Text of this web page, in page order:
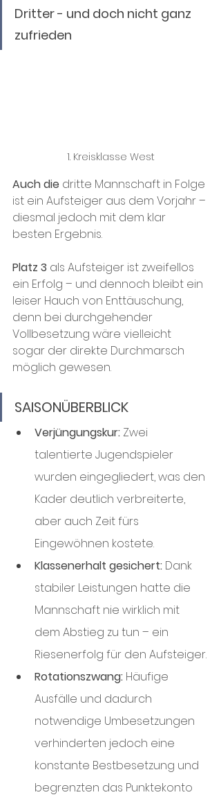
Dritter - und doch nicht ganz
zufrieden
1. Kreisklasse West
Auch die dritte Mannschaft in Folge
ist ein Aufsteiger aus dem Vorjahr –
diesmal jedoch mit dem klar
besten Ergebnis.
Platz 3 als Aufsteiger ist zweifellos
ein Erfolg – und dennoch bleibt ein
leiser Hauch von Enttäuschung,
denn bei durchgehender
Vollbesetzung wäre vielleicht
sogar der direkte Durchmarsch
möglich gewesen.
SAISONÜBERBLICK
Verjüngungskur: Zwei
talentierte Jugendspieler
wurden eingegliedert, was den
Kader deutlich verbreiterte,
aber auch Zeit fürs
Eingewöhnen kostete.
Klassenerhalt gesichert: Dank
stabiler Leistungen hatte die
Mannschaft nie wirklich mit
dem Abstieg zu tun – ein
Riesenerfolg für den Aufsteiger.
Rotationszwang: Häufige
Ausfälle und dadurch
notwendige Umbesetzungen
verhinderten jedoch eine
konstante Bestbesetzung und
begrenzten das Punktekonto